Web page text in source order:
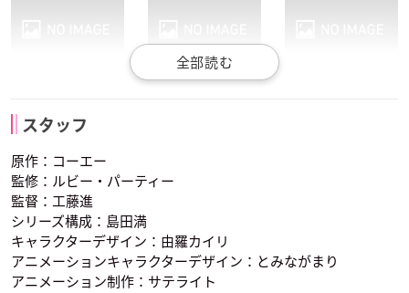
ヴィクトール
声優：浪川大輔
セイラン エルンスト
スタッフ
原作：コーエー
監修：ルビー・パーティー
監督：工藤進
シリーズ構成：島田満
キャラクターデザイン：由羅カイリ
アニメーションキャラクターデザイン：とみながまり
アニメーション制作：サテライト